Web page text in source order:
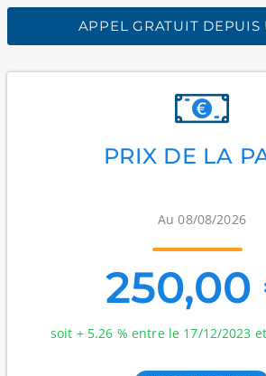
APPEL GRATUIT DEPUIS
PRIX DE LA
Au 08/08/2026
soit + 5.26 % entre le 17/12/2023